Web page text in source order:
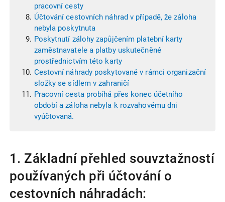
pracovní cesty
Účtování cestovních náhrad v případě, že záloha
nebyla poskytnuta
Poskytnutí zálohy zapůjčením platební karty
zaměstnavatele a platby uskutečněné
prostřednictvím této karty
Cestovní náhrady poskytované v rámci organizační
složky se sídlem v zahraničí
Pracovní cesta probíhá přes konec účetního
období a záloha nebyla k rozvahovému dni
vyúčtovaná.
1. Základní přehled souvztažností
používaných při účtování o
cestovních náhradách: